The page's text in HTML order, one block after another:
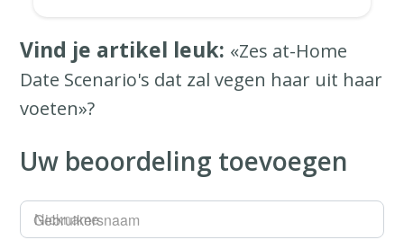
Vind je artikel leuk: «Zes at-Home
Date Scenario's dat zal vegen haar uit haar
voeten»?
Uw beoordeling toevoegen
Gebruikersnaam